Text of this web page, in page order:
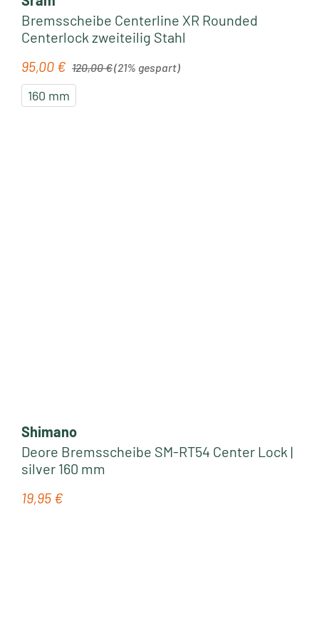
Bremsscheibe Centerline XR Rounded
Centerlock zweiteilig Stahl
Verkaufspreis:
95,00 € Regulärer Preis:
120,00 €(21% gespart)
160 mm
Shimano
Deore Bremsscheibe SM-RT54 Center Lock |
silver 160 mm
Regulärer Preis:
19,95 €